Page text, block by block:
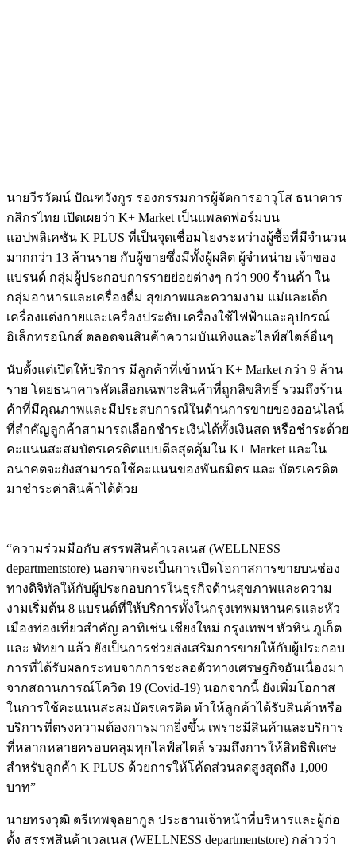
นายวีรวัฒน์ ปัณฑวังกูร รองกรรมการผู้จัดการอาวุโส ธนาคาร
กสิกรไทย เปิดเผยว่า K+ Market เป็นแพลตฟอร์มบน
แอปพลิเคชัน K PLUS ที่เป็นจุดเชื่อมโยงระหว่างผู้ซื้อที่มีจำนวน
มากกว่า 13 ล้านราย กับผู้ขายซึ่งมีทั้งผู้ผลิต ผู้จำหน่าย เจ้าของ
แบรนด์ กลุ่มผู้ประกอบการรายย่อยต่างๆ กว่า 900 ร้านค้า ใน
กลุ่มอาหารและเครื่องดื่ม สุขภาพและความงาม แม่และเด็ก
เครื่องแต่งกายและเครื่องประดับ เครื่องใช้ไฟฟ้าและอุปกรณ์
อิเล็กทรอนิกส์ ตลอดจนสินค้าความบันเทิงและไลฟ์สไตล์อื่นๆ
นับตั้งแต่เปิดให้บริการ มีลูกค้าที่เข้าหน้า K+ Market กว่า 9 ล้าน
ราย โดยธนาคารคัดเลือกเฉพาะสินค้าที่ถูกลิขสิทธิ์ รวมถึงร้าน
ค้าที่มีคุณภาพและมีประสบการณ์ในด้านการขายของออนไลน์
ที่สำคัญลูกค้าสามารถเลือกชำระเงินได้ทั้งเงินสด หรือชำระด้วย
คะแนนสะสมบัตรเครดิตแบบดีลสุดคุ้มใน K+ Market และใน
อนาคตจะยังสามารถใช้คะแนนของพันธมิตร และ บัตรเครดิต
มาชำระค่าสินค้าได้ด้วย
“ความร่วมมือกับ สรรพสินค้าเวลเนส (WELLNESS
departmentstore) นอกจากจะเป็นการเปิดโอกาสการขายบนช่อง
ทางดิจิทัลให้กับผู้ประกอบการในธุรกิจด้านสุขภาพและความ
งามเริ่มต้น 8 แบรนด์ที่ให้บริการทั้งในกรุงเทพมหานครและหัว
เมืองท่องเที่ยวสำคัญ อาทิเช่น เชียงใหม่ กรุงเทพฯ หัวหิน ภูเก็ต
และ พัทยา แล้ว ยังเป็นการช่วยส่งเสริมการขายให้กับผู้ประกอบ
การที่ได้รับผลกระทบจากการชะลอตัวทางเศรษฐกิจอันเนื่องมา
จากสถานการณ์โควิด 19 (Covid-19) นอกจากนี้ ยังเพิ่มโอกาส
ในการใช้คะแนนสะสมบัตรเครดิต ทำให้ลูกค้าได้รับสินค้าหรือ
บริการที่ตรงความต้องการมากยิ่งขึ้น เพราะมีสินค้าและบริการ
ที่หลากหลายครอบคลุมทุกไลฟ์สไตล์ รวมถึงการให้สิทธิพิเศษ
สำหรับลูกค้า K PLUS ด้วยการให้โค้ดส่วนลดสูงสุดถึง 1,000
บาท”
นายทรงวุฒิ ตรีเทพจุลยากูล ประธานเจ้าหน้าที่บริหารและผู้ก่อ
ตั้ง สรรพสินค้าเวลเนส (WELLNESS departmentstore) กล่าวว่า